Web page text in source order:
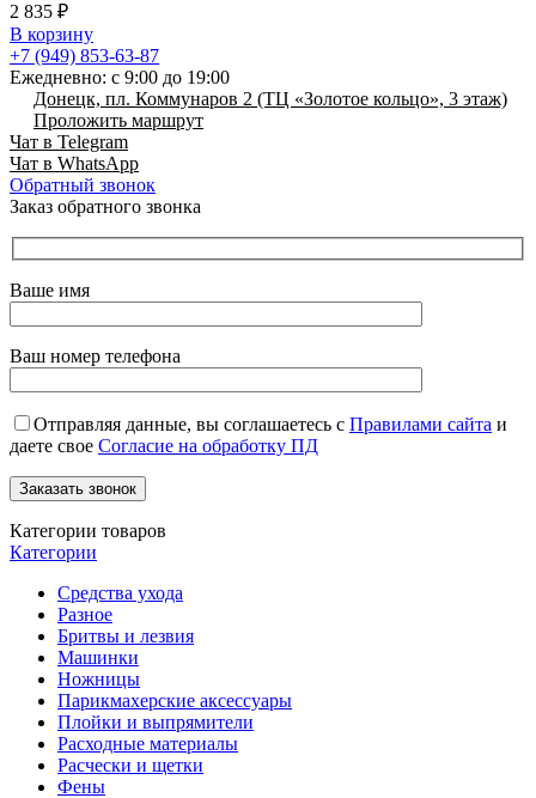
2 835 ₽
В корзину
+7 (949) 853-63-87
Ежедневно: с 9:00 до 19:00
Донецк, пл. Коммунаров 2 (ТЦ «Золотое кольцо», 3 этаж)
Проложить маршрут
Чат в Telegram
Чат в WhatsApp
Обратный звонок
Заказ обратного звонка
Ваше имя
Ваш номер телефона
Отправляя данные, вы соглашаетесь с Правилами сайта и
даете свое Согласие на обработку ПД
Категории товаров
Категории
Средства ухода
Разное
Бритвы и лезвия
Машинки
Ножницы
Парикмахерские аксессуары
Плойки и выпрямители
Расходные материалы
Расчески и щетки
Фены